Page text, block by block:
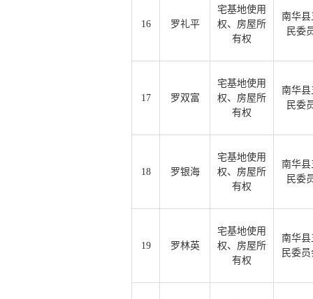
16 罗礼平
宅基地使用
权、房屋所
有权
南华
民委
17 罗双富
宅基地使用
权、房屋所
有权
南华
民委
18 罗银海
宅基地使用
权、房屋所
有权
南华
民委
19 罗林英
宅基地使用
权、房屋所
有权
南华
民委